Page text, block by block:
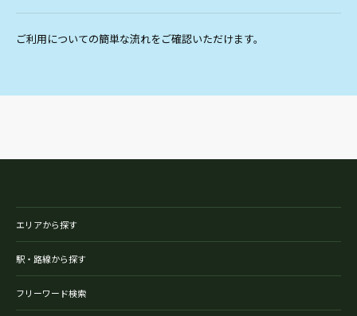
ご利用についての簡単な流れをご確認いただけます。
エリアから探す
駅・路線から探す
フリーワード検索